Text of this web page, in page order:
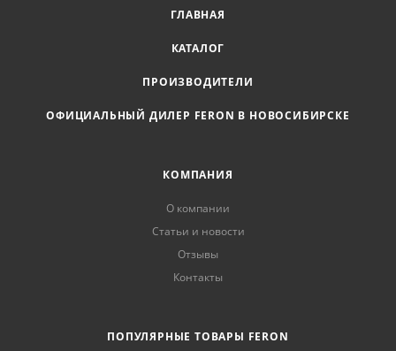
ГЛАВНАЯ
КАТАЛОГ
ПРОИЗВОДИТЕЛИ
ОФИЦИАЛЬНЫЙ ДИЛЕР FERON В НОВОСИБИРСКЕ
КОМПАНИЯ
О компании
Статьи и новости
Отзывы
Контакты
ПОПУЛЯРНЫЕ ТОВАРЫ FERON